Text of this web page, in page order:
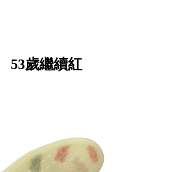
53歲繼續紅